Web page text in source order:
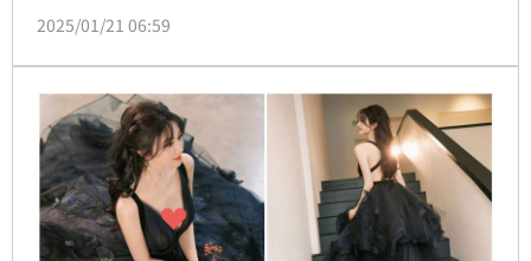
2025/01/21 06:59